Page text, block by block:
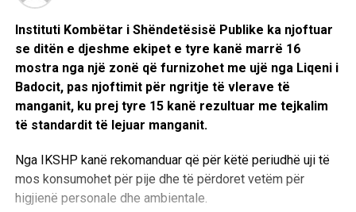
Instituti Kombëtar i Shëndetësisë Publike ka njoftuar
se ditën e djeshme ekipet e tyre kanë marrë 16
mostra nga një zonë që furnizohet me ujë nga Liqeni i
Badocit, pas njoftimit për ngritje të vlerave të
manganit, ku prej tyre 15 kanë rezultuar me tejkalim
të standardit të lejuar manganit.
Nga IKSHP kanë rekomanduar që për këtë periudhë uji të
mos konsumohet për pije dhe të përdoret vetëm për
higjienë personale dhe ambientale.